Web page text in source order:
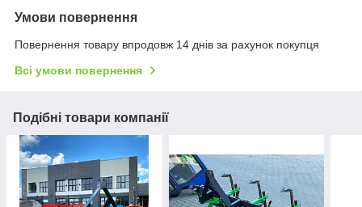
Умови повернення
Повернення товару впродовж 14 днів за рахунок покупця
Всі умови повернення
Подібні товари компанії